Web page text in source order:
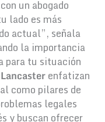
un abogado
lado es más
actual”, señala
la importancia
para tu situación
enfatizan
como pilares de
legales
y buscan ofrecer